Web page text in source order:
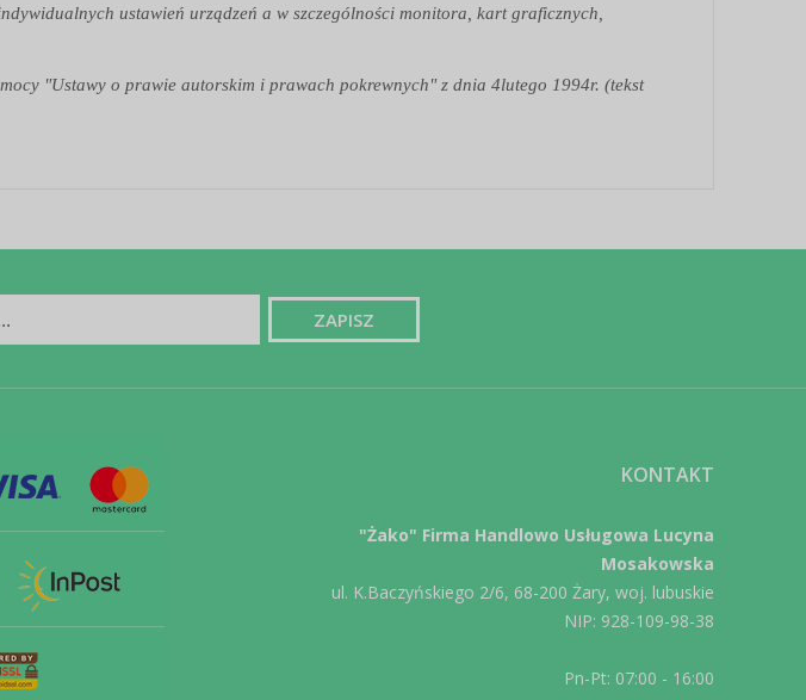
ustawień urządzeń a w szczególności monitora, kart graficznych,
"Ustawy o prawie autorskim i prawach pokrewnych" z dnia 4lutego 1994r. (tekst
KONTAKT
"Żako" Firma Handlowo Usługowa Lucyna
Mosakowska
ul. K.Baczyńskiego 2/6, 68-200 Żary, woj. lubuskie
NIP: 928-109-98-38
Pn-Pt: 07:00 - 16:00